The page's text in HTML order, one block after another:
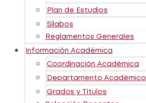
Plan de Estudios
Sílabos
Reglamentos Generales
Información Académica
Coordinación Académica
Departamento Académico
Grados y Títulos